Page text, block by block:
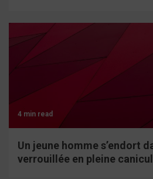
4 min read
Un jeune homme s’endort
verrouillée en pleine